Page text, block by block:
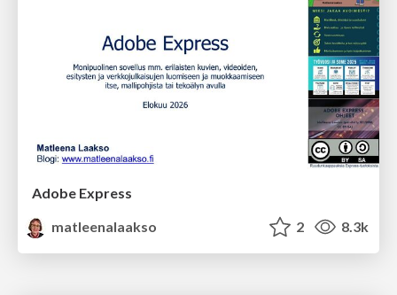
Adobe Express
matleenalaakso
2 8.3k